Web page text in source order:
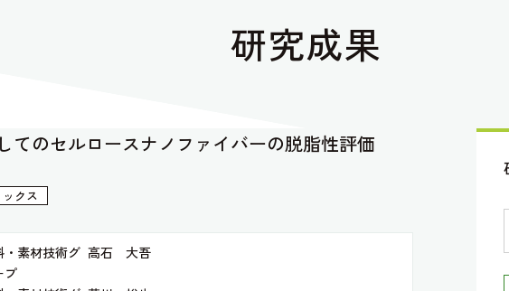
研究成果
てのセルロースナノファイバーの脱脂性評価
クス
・素材技術グ
プ
高石 大吾